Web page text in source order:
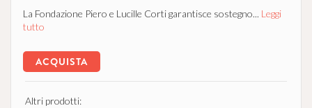
La Fondazione Piero e Lucille Corti garantisce sostegno... Leggi
tutto
ACQUISTA
Altri prodotti: